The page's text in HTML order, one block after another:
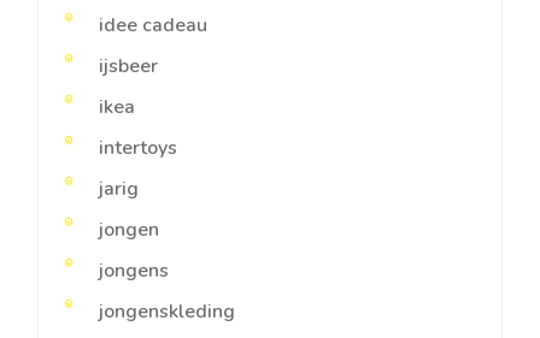
idee cadeau
ijsbeer
ikea
intertoys
jarig
jongen
jongens
jongenskleding